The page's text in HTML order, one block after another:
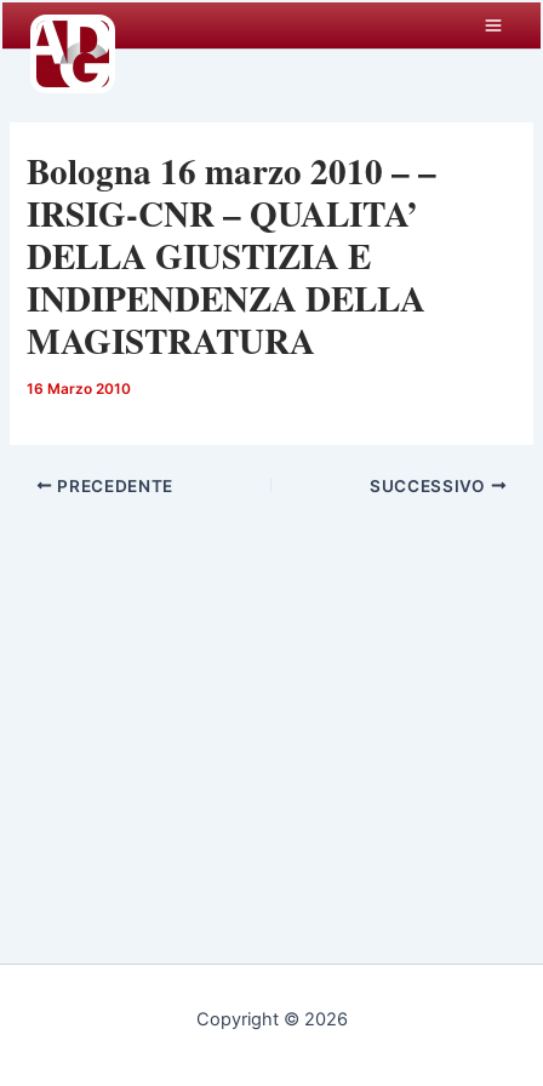
contenuto
Bologna 16 marzo 2010 – –
IRSIG-CNR – QUALITA’
DELLA GIUSTIZIA E
INDIPENDENZA DELLA
MAGISTRATURA
16 Marzo 2010
PRECEDENTE SUCCESSIVO
Copyright © 2026